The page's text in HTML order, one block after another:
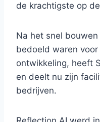
de krachtigste op
Na het snel
bedoeld waren
ontwikkeling, heeft
en deelt nu zijn
bedrijven.